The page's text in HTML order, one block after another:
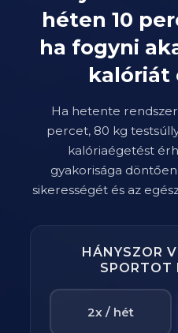
héten 10
ha fogyni
kalóriát
Ha hetente
percet, 80 kg
kalóriaégetést
gyakorisága
sikerességét és az
HÁNYSZOR
SPORTOT
2x / hét